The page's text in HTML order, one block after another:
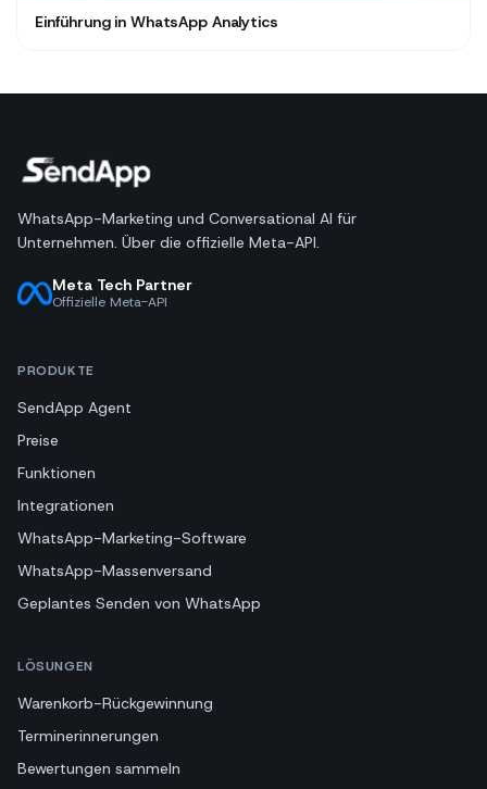
Einführung in WhatsApp Analytics
WhatsApp-Marketing und Conversational AI für
Unternehmen. Über die offizielle Meta-API.
Meta Tech Partner
Offizielle Meta-API
PRODUKTE
SendApp Agent
Preise
Funktionen
Integrationen
WhatsApp-Marketing-Software
WhatsApp-Massenversand
Geplantes Senden von WhatsApp
LÖSUNGEN
Warenkorb-Rückgewinnung
Terminerinnerungen
Bewertungen sammeln